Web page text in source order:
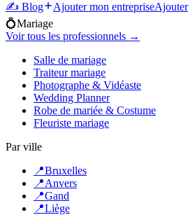
✍️ Blog Ajouter mon entrepriseAjouter
💍Mariage
Voir tous les professionnels →
Salle de mariage
Traiteur mariage
Photographe & Vidéaste
Wedding Planner
Robe de mariée & Costume
Fleuriste mariage
Par ville
📍Bruxelles
📍Anvers
📍Gand
📍Liège